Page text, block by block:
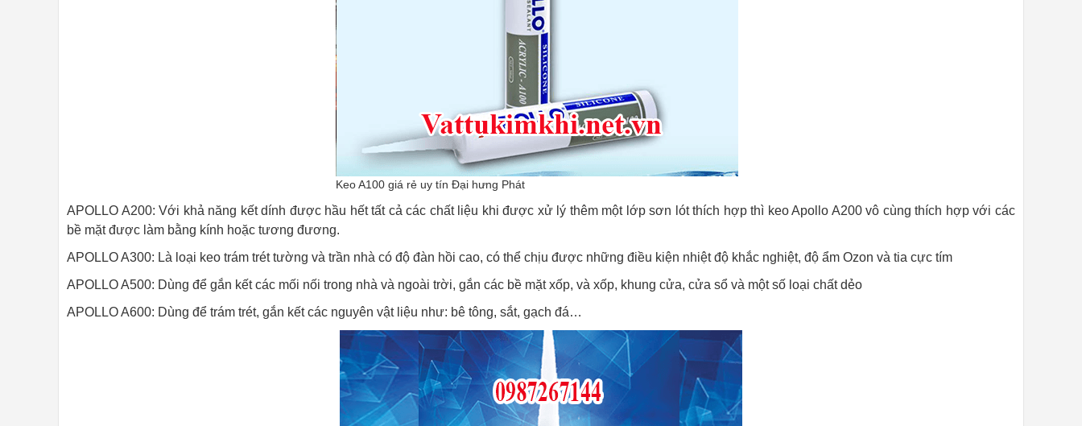
Keo A100 giá rẻ uy tín Đại hưng Phát
APOLLO A200: Với khả năng kết dính được hầu hết tất cả các chất liệu khi được xử lý thêm một lớp sơn lót thích hợp thì keo Apollo A200 vô cùng thích hợp với các
bề mặt được làm bằng kính hoặc tương đương.
APOLLO A300: Là loại keo trám trét tường và trần nhà có độ đàn hồi cao, có thể chịu được những điều kiện nhiệt độ khắc nghiệt, độ ẩm Ozon và tia cực tím
APOLLO A500: Dùng để gắn kết các mối nối trong nhà và ngoài trời, gắn các bề mặt xốp, và xốp, khung cửa, cửa sổ và một số loại chất dẻo
APOLLO A600: Dùng để trám trét, gắn kết các nguyên vật liệu như: bê tông, sắt, gạch đá…